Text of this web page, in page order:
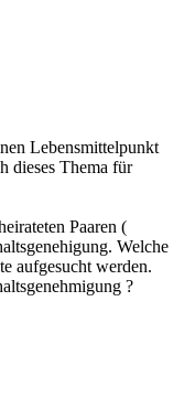
Lebensmittelpunkt
dieses Thema für
Paaren (
Welche
aufgesucht werden.
?